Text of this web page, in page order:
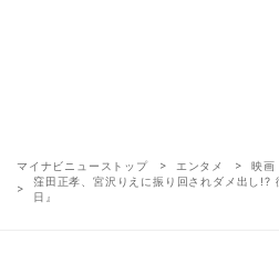
マイナビニューストップ エンタメ
映画
窪田正孝、宮沢りえに振り回されダメ出し!?
日』